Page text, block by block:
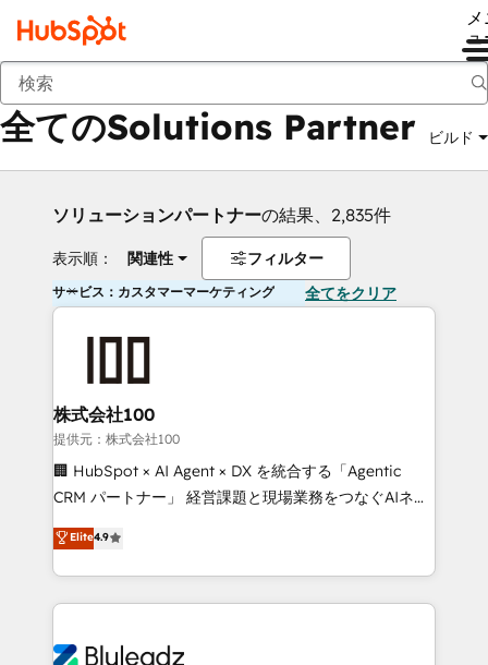
ュ
戻る
全てのSolutions Partner ビルド
ソリューションパートナーの結果、2,835件
表示順： 関連性 フィルター
サービス：カスタマーマーケティング 全てをクリア
株式会社100
提供元：株式会社100
🏢 HubSpot × AI Agent × DX を統合する「Agentic
CRM パートナー」 経営課題と現場業務をつなぐAIネイ
ティブ・エージェンシーとして、HubSpot Eliteの実装
力で顧客フロント業務を再設計します。 💡 100inc は何
をする会社か？ HubSpotを共通基盤に、AIエージェン
トを組み込んだ顧客フロント業務（マーケティング・営
ィブ・エージェンシーです。事業部・グループ会社・部
Elite4.9